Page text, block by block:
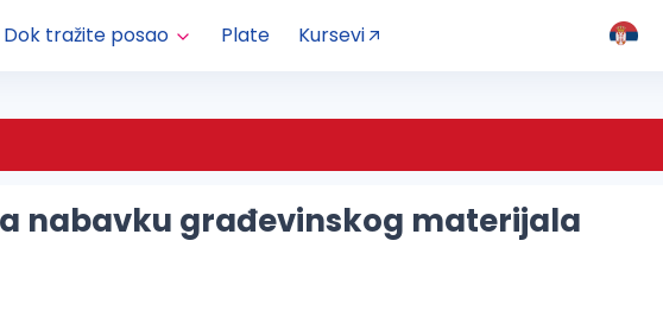
Dok tražite posao Plate Kursevi
nabavku građevinskog materijala